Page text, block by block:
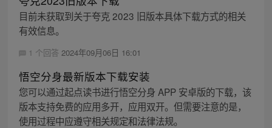
目前未获取到关于夸克 2023 旧版本具体下载方式的相关
有效信息。
1 个回答 2024年09月06日 16:01
悟空分身最新版本下载安装
您可以通过起点读书进行悟空分身 APP 安卓版的下载，该
版本支持免费的应用多开，应用双开。但需要注意的是，
使用过程中应遵守相关规定和法律法规。